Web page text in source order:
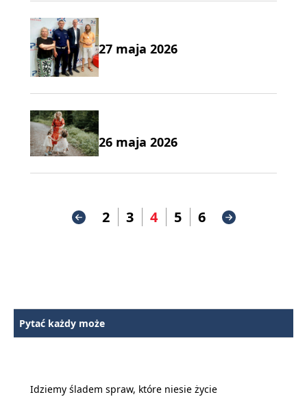
27 maja 2026
26 maja 2026
2 3 4 5 6
Pytać każdy może
Idziemy śladem spraw, które niesie życie